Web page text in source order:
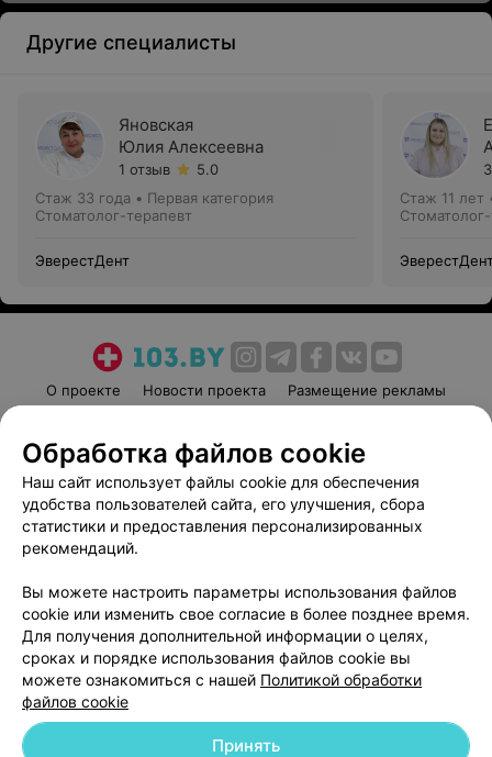
Другие специалисты
Яновская
Юлия Алексеевна
1 отзыв
5.0
Стаж 33 года • Первая категория
Стоматолог-терапевт
ЭверестДент
Стаж 11 лет
О проекте Новости проекта
Размещение рекламы
Пользовательское соглашение
Способы оплаты
Вакансии
Партнеры
Написать руководителю 103.by
Обработка персональных данных
Обработка файлов cookie
Наш сайт использует файлы cookie для обеспечения
удобства пользователей сайта, его улучшения, сбора
статистики и предоставления персонализированных
рекомендаций.
Вы можете настроить параметры использования файлов
cookie или изменить свое согласие в более позднее время.
Для получения дополнительной информации о целях,
сроках и порядке использования файлов cookie вы
можете ознакомиться с нашей Политикой обработки
файлов cookie
Принять